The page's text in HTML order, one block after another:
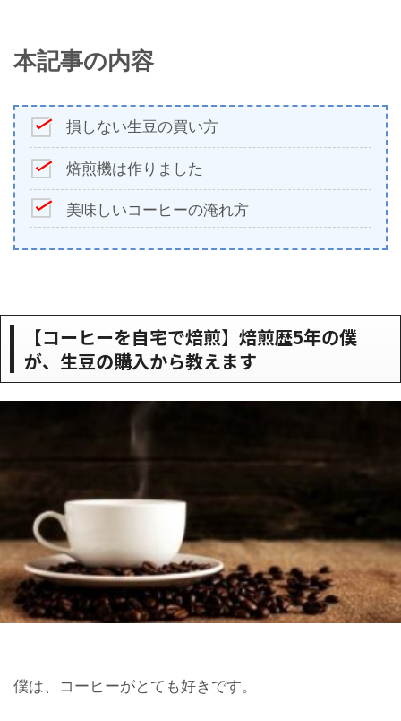
本記事の内容
損しない生豆の買い方
焙煎機は作りました
美味しいコーヒーの淹れ方
【コーヒーを自宅で焙煎】焙煎歴5年の僕
が、生豆の購入から教えます
僕は、コーヒーがとても好きです。